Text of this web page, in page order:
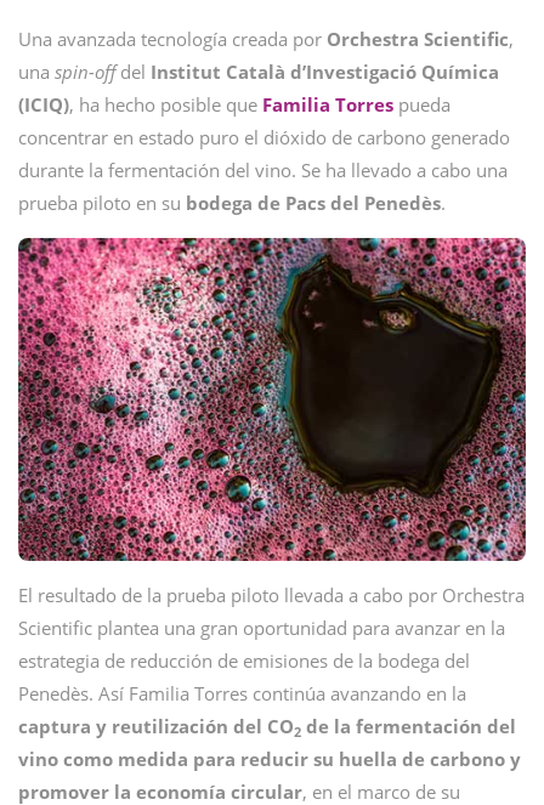
Una avanzada tecnología creada por Orchestra Scientific,
una spin-offdel Institut Català d’Investigació Química
(ICIQ), ha hecho posible que Familia Torres pueda
concentrar en estado puro el dióxido de carbono generado
durante la fermentación del vino. Se ha llevado a cabo una
prueba piloto en su bodega de Pacs del Penedès.
El resultado de la prueba piloto llevada a cabo por Orchestra
Scientific plantea una gran oportunidad para avanzar en la
estrategia de reducción de emisiones de la bodega del
Penedès. Así Familia Torres continúa avanzando en la
captura y reutilización del CO2 de la fermentación del
vino como medida para reducir su huella de carbono y
promover la economía circular, en el marco de su